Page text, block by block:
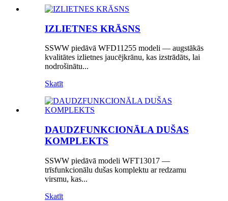
IZLIETNES KRĀSNS
SSWW piedāvā WFD11255 modeli — augstākās
kvalitātes izlietnes jaucējkrānu, kas izstrādāts, lai
nodrošinātu...
Skatīt
DAUDZFUNKCIONĀLA DUŠAS
KOMPLEKTS
SSWW piedāvā modeli WFT13017 —
trīsfunkcionālu dušas komplektu ar redzamu
virsmu, kas...
Skatīt